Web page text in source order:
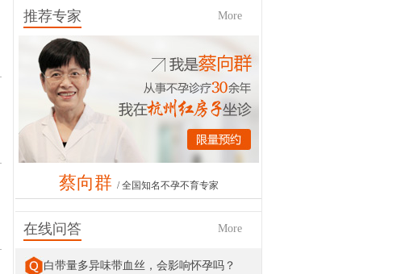
推荐专家 More
蔡向群 / 全国知名不孕不育专家
擅长领域：对女性不孕有着独到的见解和治疗方
法，因其医术精湛，被患者赞誉为"蔡送子"。
1
在线问答 More
白带量多异味带血丝，会影响怀孕吗？